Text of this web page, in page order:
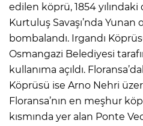
edilen köprü, 1854
Kurtuluş Savaşı’nda Yunan
bombalandı. Irgandı
Osmangazi Belediyesi
kullanıma açıldı.
Köprüsü ise Arno Nehri
Floransa’nın en meşhur
kısmında yer alan Ponte